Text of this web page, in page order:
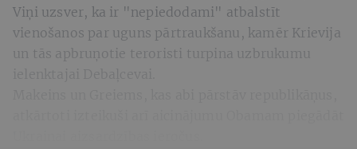
Viņi uzsver, ka ir "nepiedodami" atbalstīt
vienošanos par uguns pārtraukšanu, kamēr Krievija
un tās apbruņotie teroristi turpina uzbrukumu